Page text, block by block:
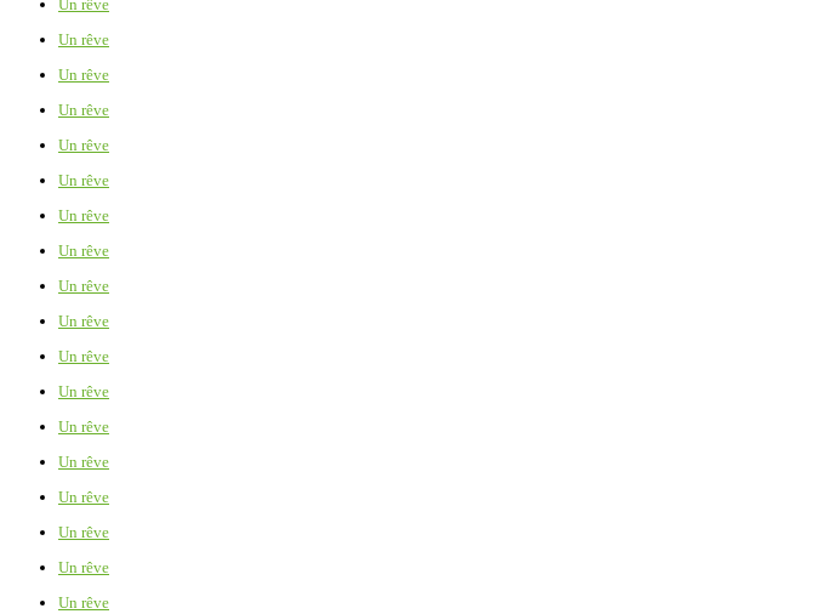
Un rêve
Un rêve
Un rêve
Un rêve
Un rêve
Un rêve
Un rêve
Un rêve
Un rêve
Un rêve
Un rêve
Un rêve
Un rêve
Un rêve
Un rêve
Un rêve
Un rêve
Un rêve